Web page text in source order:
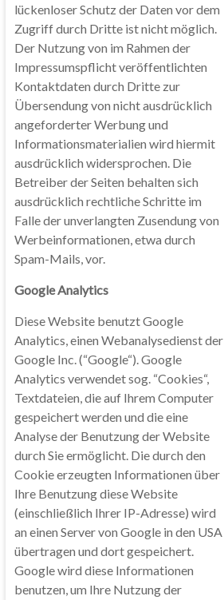
lückenloser Schutz der Daten vor dem
Zugriff durch Dritte ist nicht möglich.
Der Nutzung von im Rahmen der
Impressumspflicht veröffentlichten
Kontaktdaten durch Dritte zur
Übersendung von nicht ausdrücklich
angeforderter Werbung und
Informationsmaterialien wird hiermit
ausdrücklich widersprochen. Die
Betreiber der Seiten behalten sich
ausdrücklich rechtliche Schritte im
Falle der unverlangten Zusendung von
Werbeinformationen, etwa durch
Spam-Mails, vor.
Google Analytics
Diese Website benutzt Google
Analytics, einen Webanalysedienst der
Google Inc. (“Google“). Google
Analytics verwendet sog. “Cookies“,
Textdateien, die auf Ihrem Computer
gespeichert werden und die eine
Analyse der Benutzung der Website
durch Sie ermöglicht. Die durch den
Cookie erzeugten Informationen über
Ihre Benutzung diese Website
(einschließlich Ihrer IP-Adresse) wird
an einen Server von Google in den USA
übertragen und dort gespeichert.
Google wird diese Informationen
benutzen, um Ihre Nutzung der